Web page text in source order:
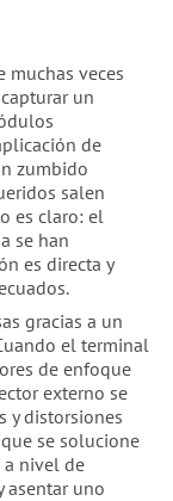
muchas veces
un
de
zumbido
salen
es claro: el
se han
es directa y
gracias a un
el terminal
de enfoque
externo se
y distorsiones
se solucione
a nivel de
asentar uno